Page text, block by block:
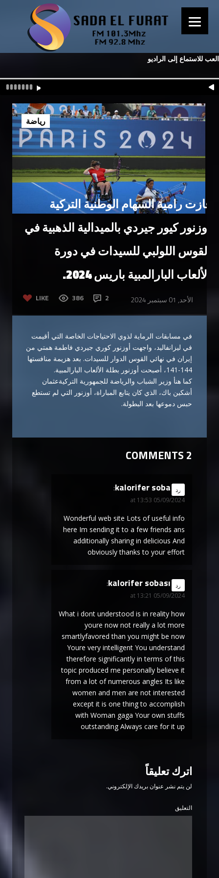
العب للاستماع إلى الراديو
فازت رامية السهام الوطنية التركية
أوزنور كيور جيردي بالميدالية الذهبية في
القوس اللولبي للسيدات في دورة
الألعاب البارالمبية باريس 2024.
LIKE 386 2 الأحد, 01 سبتمبر 2024
رياضة
في مسابقات الرماية لذوي الاحتياجات الخاصة التي أقيمت
في ليزانفاليد، واجهت أوزنور كوري جيردي فاطمة همتي من
إيران في نهائي القوس الدوار للسيدات. بعد هزيمة منافستها
144-141، أصبحت أوزنور بطلة الألعاب البارالمبية.
كما هنأ وزير الشباب والرياضة للجمهورية التركيةعثمان
أشكين باك، الذي كان يتابع المباراة، أوزنور التي لم تستطع
حبس دموعها بعد البطولة.
2 COMMENTS
kalorifer soba
says:
05/09/2024 at 13:53
رد
Wonderful web site Lots of useful info
here Im sending it to a few friends ans
additionally sharing in delicious And
obviously thanks to your effort
kalorifer sobası
says:
05/09/2024 at 13:21
رد
What i dont understood is in reality how
youre now not really a lot more
smartlyfavored than you might be now
Youre very intelligent You understand
therefore significantly in terms of this
topic produced me personally believe it
from a lot of numerous angles Its like
women and men are not interested
except it is one thing to accomplish
with Woman gaga Your own stuffs
outstanding Always care for it up
اترك تعليقاً
لن يتم نشر عنوان بريدك الإلكتروني.
التعليق